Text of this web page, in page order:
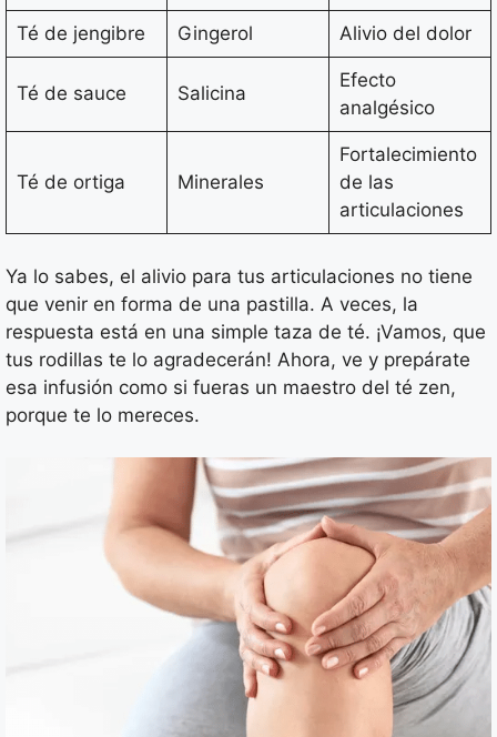
Té de jengibre Gingerol Alivio del dolor
Té de sauce Salicina
Efecto
analgésico
Té de ortiga Minerales
Fortalecimiento
de las
articulaciones
Ya lo sabes, el alivio para tus articulaciones no tiene
que venir en forma de una pastilla. A veces, la
respuesta está en una simple taza de té. ¡Vamos, que
tus rodillas te lo agradecerán! Ahora, ve y prepárate
esa infusión como si fueras un maestro del té zen,
porque te lo mereces.